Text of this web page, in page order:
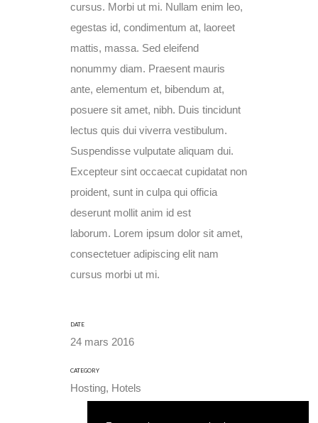
cursus. Morbi ut mi. Nullam enim leo,
egestas id, condimentum at, laoreet
mattis, massa. Sed eleifend
nonummy diam. Praesent mauris
ante, elementum et, bibendum at,
posuere sit amet, nibh. Duis tincidunt
lectus quis dui viverra vestibulum.
Suspendisse vulputate aliquam dui.
Excepteur sint occaecat cupidatat non
proident, sunt in culpa qui officia
deserunt mollit anim id est
laborum. Lorem ipsum dolor sit amet,
consectetuer adipiscing elit nam
cursus morbi ut mi.
DATE
24 mars 2016
CATEGORY
Hosting, Hotels